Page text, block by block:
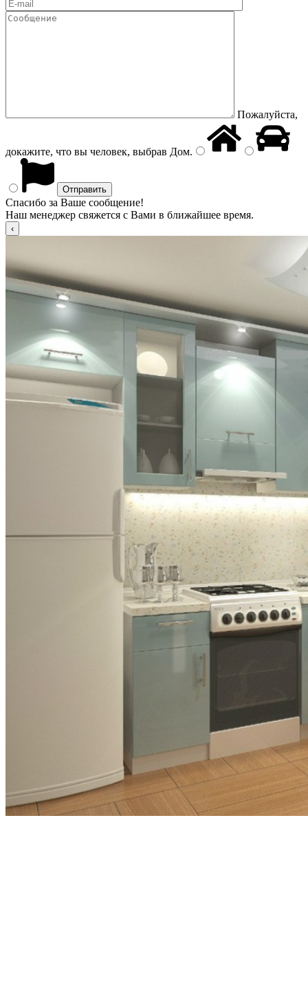
Пожалуйста,
докажите, что вы человек, выбрав Дом.
Спасибо за Ваше сообщение!
Наш менеджер свяжется с Вами в ближайшее время.